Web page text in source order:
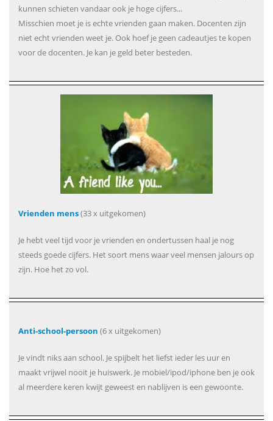
kunnen schieten vandaar ook je hoge cijfers...
Misschien moet je is echte vrienden gaan maken. Docenten zijn
niet echt vrienden weet je. Ook hoef je geen cadeautjes te kopen
voor de docenten. Je kan je geld beter besteden.
Vrienden mens(33 x uitgekomen)
Je hebt veel tijd voor je vrienden en ondertussen haal je nog
steeds goede cijfers. Het soort mens waar veel mensen jalours op
zijn. Hoe het zo vol.
Anti-school-persoon (6 x uitgekomen)
Je vindt niks aan school. Je spijbelt het liefst ieder les uur en
maakt vrijwel nooit je huiswerk. Je mobiel/ipod/iphone ben je ook
al meerdere keren kwijt geweest en nablijven is een gewoonte.